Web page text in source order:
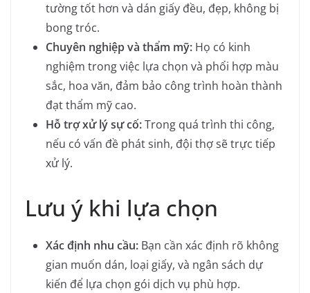
tường tốt hơn và dán giấy đều, đẹp, không bị
bong tróc.
Chuyên nghiệp và thẩm mỹ: Họ có kinh
nghiệm trong việc lựa chọn và phối hợp màu
sắc, hoa văn, đảm bảo công trình hoàn thành
đạt thẩm mỹ cao.
Hỗ trợ xử lý sự cố:Trong quá trình thi công,
nếu có vấn đề phát sinh, đội thợ sẽ trực tiếp
xử lý.
Lưu ý khi lựa chọn
Xác định nhu cầu: Bạn cần xác định rõ không
gian muốn dán, loại giấy, và ngân sách dự
kiến để lựa chọn gói dịch vụ phù hợp.